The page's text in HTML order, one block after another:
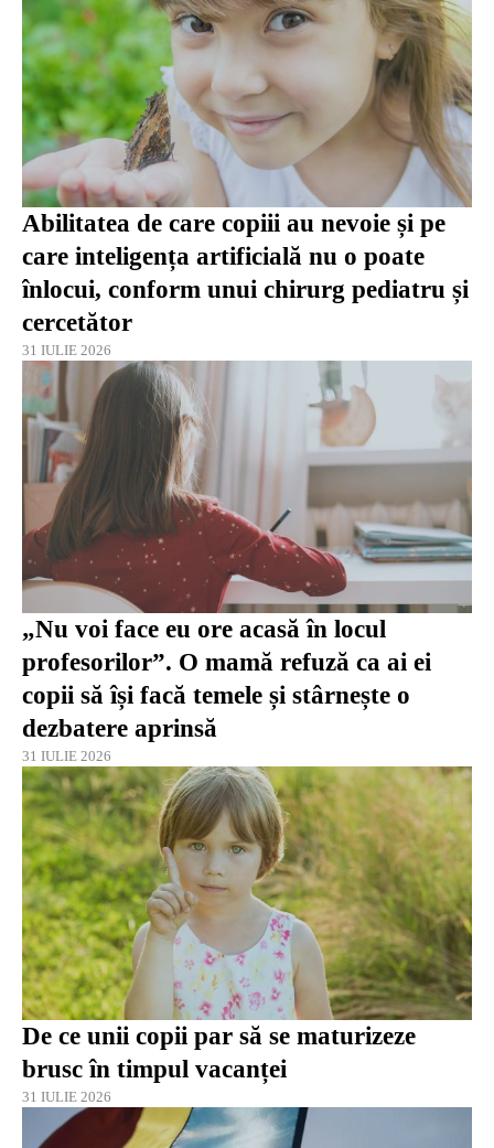
Abilitatea de care copiii au nevoie și pe
care inteligența artificială nu o poate
înlocui, conform unui chirurg pediatru și
cercetător
31 IULIE 2026
„Nu voi face eu ore acasă în locul
profesorilor”. O mamă refuză ca ai ei
copii să își facă temele și stârnește o
dezbatere aprinsă
31 IULIE 2026
De ce unii copii par să se maturizeze
brusc în timpul vacanței
31 IULIE 2026